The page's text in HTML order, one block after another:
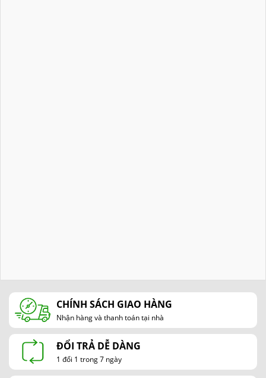
CHÍNH SÁCH GIAO HÀNG
Nhận hàng và thanh toán tại nhà
ĐỔI TRẢ DỄ DÀNG
1 đổi 1 trong 7 ngày